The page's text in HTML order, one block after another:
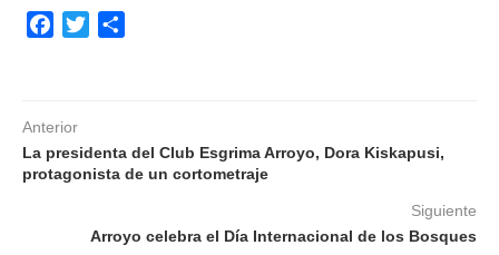
Facebook
Twitter
Anterior
La presidenta del Club Esgrima Arroyo, Dora Kiskapusi,
protagonista de un cortometraje
Siguiente
Arroyo celebra el Día Internacional de los Bosques